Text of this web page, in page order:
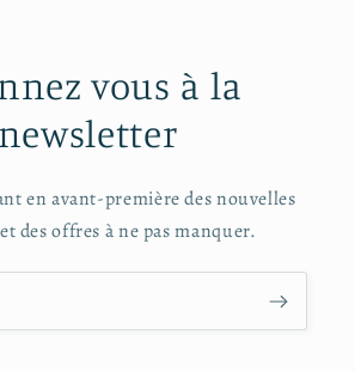
vous à la
newsletter
en avant-première des nouvelles
des offres à ne pas manquer.